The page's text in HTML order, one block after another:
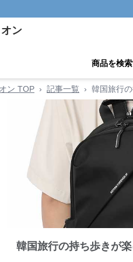
ン
商品を検
ン TOP › 記事一覧 › 韓国旅行
韓国旅行の持ち歩きが